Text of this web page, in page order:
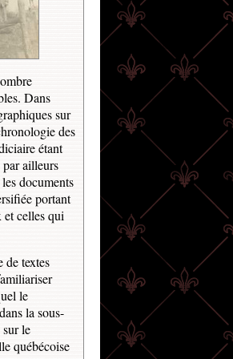
Dans
sur
des
étant
ailleurs
documents
portant
et celles qui
de textes
le
la sous-
sur le
québécoise